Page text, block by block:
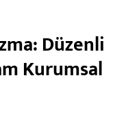
Düzenli
Kurumsal